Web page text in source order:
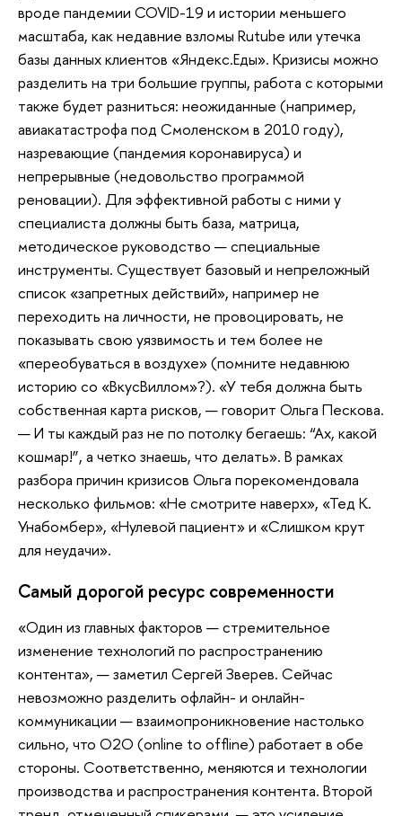
вроде пандемии COVID-19 и истории меньшего
масштаба, как недавние взломы Rutube или утечка
базы данных клиентов «Яндекс.Еды». Кризисы можно
разделить на три большие группы, работа с которыми
также будет разниться: неожиданные (например,
авиакатастрофа под Смоленском в 2010 году),
назревающие (пандемия коронавируса) и
непрерывные (недовольство программой
реновации). Для эффективной работы с ними у
специалиста должны быть база, матрица,
методическое руководство — специальные
инструменты. Существует базовый и непреложный
список «запретных действий», например не
переходить на личности, не провоцировать, не
показывать свою уязвимость и тем более не
«переобуваться в воздухе» (помните недавнюю
историю со «ВкусВиллом»?). «У тебя должна быть
собственная карта рисков, — говорит Ольга Пескова.
— И ты каждый раз не по потолку бегаешь: “Ах, какой
кошмар!”, а четко знаешь, что делать». В рамках
разбора причин кризисов Ольга порекомендовала
несколько фильмов: «Не смотрите наверх», «Тед К.
Унабомбер», «Нулевой пациент» и «Слишком крут
для неудачи».
Самый дорогой ресурс современности
«Один из главных факторов — стремительное
изменение технологий по распространению
контента», — заметил Сергей Зверев. Сейчас
невозможно разделить офлайн- и онлайн-
коммуникации — взаимопроникновение настолько
сильно, что О2О (online to offline) работает в обе
стороны. Соответственно, меняются и технологии
производства и распространения контента. Второй